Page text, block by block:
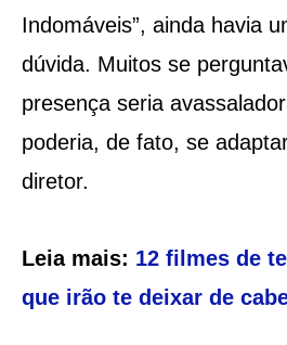
Indomáveis”, ainda havia
dúvida. Muitos se
presença seria
poderia, de fato, se
diretor.
Leia mais: 12 filmes de
que irão te deixar de